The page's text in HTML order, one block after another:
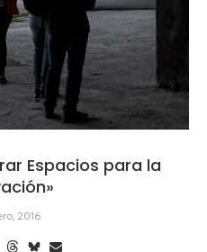
Espacios para la
2016